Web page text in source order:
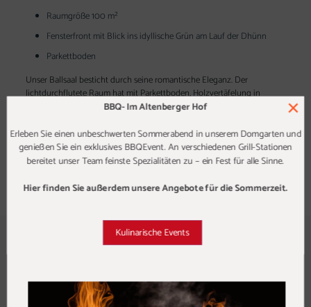
Raumgröße 100 m²
Fensterfront mit Blick ins idyllische Grün am Lauf der Dhünn
Parkettboden
Unser Ballsaal besticht durch seine romantische Eleganz. Der
lichtdurchflutete Raum hat mit Parkettboden, Holzvertäfelung in
hellem Dekor und französischen Tapeten ein einzigartiges Flair, die
großzügige Feste feiern, begleitet von unserer exzellenten Küche, die
reichhaltige Buffets ebenso zaubert wie ein stilvolles Dinner. Der Saal
befindet sich in der ersten Etage unseres Haupthauses und ist mit dem
FONTENAY
Kapazität bis 40 Personen
BBQ- Im Altenberger Hof
Erleben Sie einen unbeschwerten Sommerabend in unserem Domgarten und
genießen Sie ein exklusives BBQEvent. An verschiedenen Grill-Stationen
bereitet unser Team feinste Spezialitäten zu – ein Fest für alle Sinne.
Hier finden Sie außerdem unsere Angebote für die Sommerzeit.
×
Kulinarische Events